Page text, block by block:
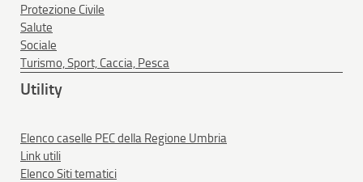
Protezione Civile
Salute
Sociale
Turismo, Sport, Caccia, Pesca
Utility
Elenco caselle PEC della Regione Umbria
Link utili
Elenco Siti tematici